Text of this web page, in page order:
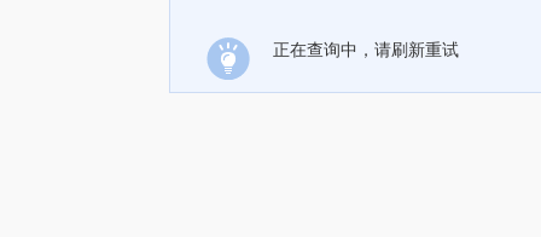
正在查询中，请刷新重试